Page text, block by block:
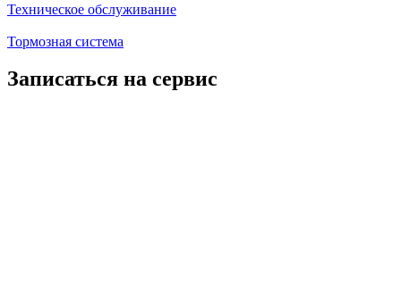
Техническое обслуживание
Тормозная система
Записаться на сервис